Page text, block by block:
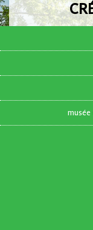
musée